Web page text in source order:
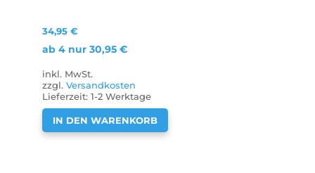
34,95 €
ab 4 nur 30,95 €
inkl. MwSt.
zzgl. Versandkosten
Lieferzeit: 1-2 Werktage
IN DEN WARENKORB